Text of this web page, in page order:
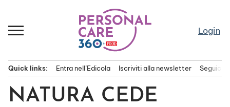
contenuto
Login
principale
Quick links: Entra nell’Edicola Iscriviti alla newsletter Seguici
NATURA CEDE